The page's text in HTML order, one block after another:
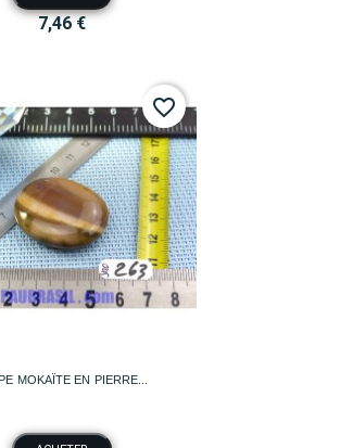
7,46 €
MOKAÏTE EN PIERRE...
favorite_border